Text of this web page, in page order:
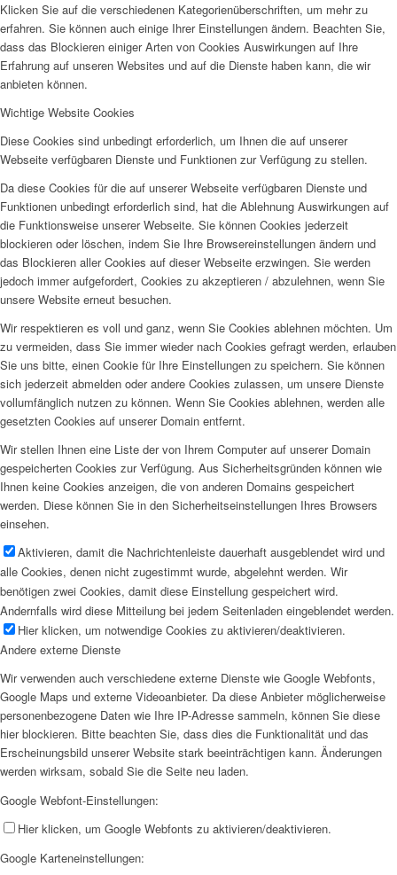
Klicken Sie auf die verschiedenen Kategorienüberschriften, um mehr zu
erfahren. Sie können auch einige Ihrer Einstellungen ändern. Beachten Sie,
dass das Blockieren einiger Arten von Cookies Auswirkungen auf Ihre
Erfahrung auf unseren Websites und auf die Dienste haben kann, die wir
anbieten können.
Wichtige Website Cookies
Diese Cookies sind unbedingt erforderlich, um Ihnen die auf unserer
Webseite verfügbaren Dienste und Funktionen zur Verfügung zu stellen.
Da diese Cookies für die auf unserer Webseite verfügbaren Dienste und
Funktionen unbedingt erforderlich sind, hat die Ablehnung Auswirkungen auf
die Funktionsweise unserer Webseite. Sie können Cookies jederzeit
blockieren oder löschen, indem Sie Ihre Browsereinstellungen ändern und
das Blockieren aller Cookies auf dieser Webseite erzwingen. Sie werden
jedoch immer aufgefordert, Cookies zu akzeptieren / abzulehnen, wenn Sie
unsere Website erneut besuchen.
Wir respektieren es voll und ganz, wenn Sie Cookies ablehnen möchten. Um
zu vermeiden, dass Sie immer wieder nach Cookies gefragt werden, erlauben
Sie uns bitte, einen Cookie für Ihre Einstellungen zu speichern. Sie können
sich jederzeit abmelden oder andere Cookies zulassen, um unsere Dienste
vollumfänglich nutzen zu können. Wenn Sie Cookies ablehnen, werden alle
gesetzten Cookies auf unserer Domain entfernt.
Wir stellen Ihnen eine Liste der von Ihrem Computer auf unserer Domain
gespeicherten Cookies zur Verfügung. Aus Sicherheitsgründen können wie
Ihnen keine Cookies anzeigen, die von anderen Domains gespeichert
werden. Diese können Sie in den Sicherheitseinstellungen Ihres Browsers
einsehen.
Aktivieren, damit die Nachrichtenleiste dauerhaft ausgeblendet wird und
alle Cookies, denen nicht zugestimmt wurde, abgelehnt werden. Wir
benötigen zwei Cookies, damit diese Einstellung gespeichert wird.
Andernfalls wird diese Mitteilung bei jedem Seitenladen eingeblendet werden.
Hier klicken, um notwendige Cookies zu aktivieren/deaktivieren.
Andere externe Dienste
Wir verwenden auch verschiedene externe Dienste wie Google Webfonts,
Google Maps und externe Videoanbieter. Da diese Anbieter möglicherweise
personenbezogene Daten wie Ihre IP-Adresse sammeln, können Sie diese
hier blockieren. Bitte beachten Sie, dass dies die Funktionalität und das
Erscheinungsbild unserer Website stark beeinträchtigen kann. Änderungen
werden wirksam, sobald Sie die Seite neu laden.
Google Webfont-Einstellungen:
Hier klicken, um Google Webfonts zu aktivieren/deaktivieren.
Google Karteneinstellungen: